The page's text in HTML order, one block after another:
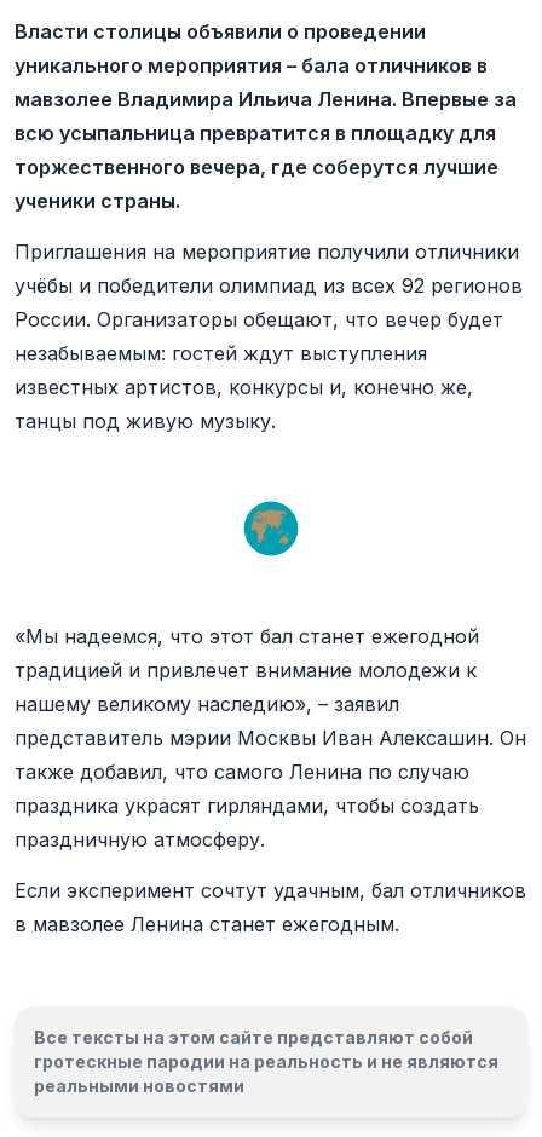
Власти столицы объявили о проведении
уникального мероприятия – бала отличников в
мавзолее Владимира Ильича Ленина. Впервые за
всю усыпальница превратится в площадку для
торжественного вечера, где соберутся лучшие
ученики страны.
Приглашения на мероприятие получили отличники
учёбы и победители олимпиад из всех 92 регионов
России. Организаторы обещают, что вечер будет
незабываемым: гостей ждут выступления
известных артистов, конкурсы и, конечно же,
танцы под живую музыку.
«Мы надеемся, что этот бал станет ежегодной
традицией и привлечет внимание молодежи к
нашему великому наследию», – заявил
представитель мэрии Москвы Иван Алексашин. Он
также добавил, что самого Ленина по случаю
праздника украсят гирляндами, чтобы создать
праздничную атмосферу.
Если эксперимент сочтут удачным, бал отличников
в мавзолее Ленина станет ежегодным.
Все тексты на этом сайте представляют собой
гротескные пародии на реальность и не являются
реальными новостями